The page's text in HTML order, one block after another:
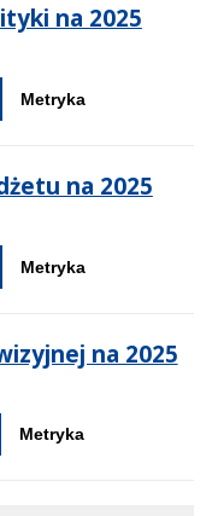
na 2025
Metryka
na 2025
Metryka
na 2025
Metryka